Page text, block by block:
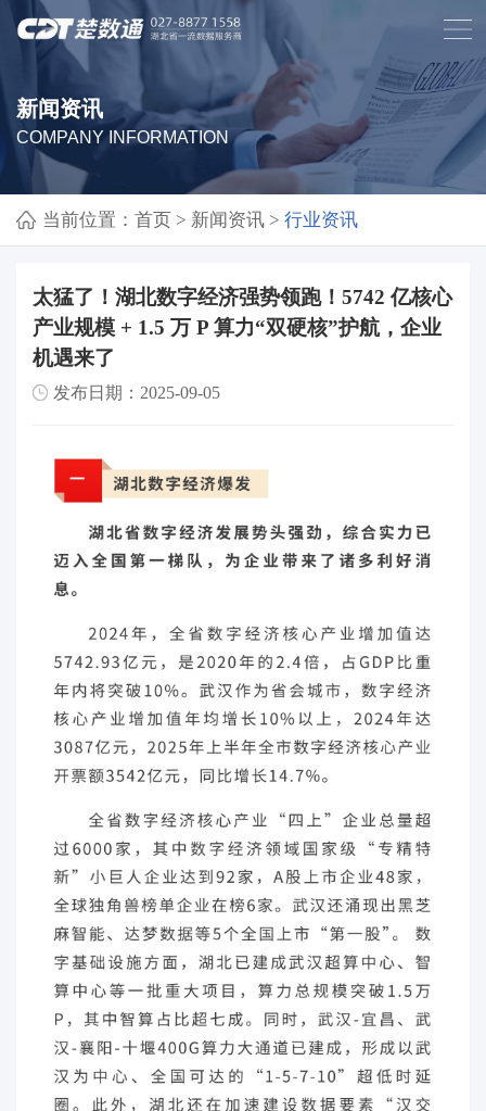
新闻资讯
COMPANY INFORMATION
当前位置： 首页> 新闻资讯> 行业资讯
太猛了！湖北数字经济强势领跑！5742 亿核心
产业规模 + 1.5 万 P 算力“双硬核”护航，企业
机遇来了
发布日期：2025-09-05